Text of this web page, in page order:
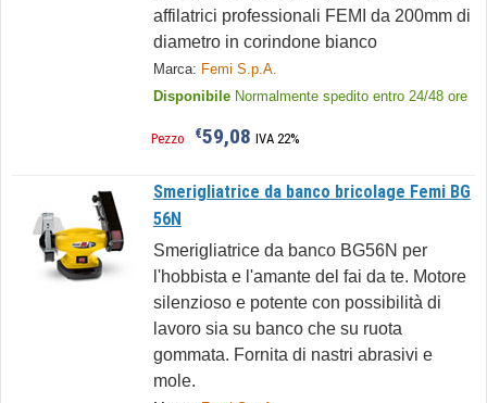
affilatrici professionali FEMI da 200mm di
diametro in corindone bianco
Marca: Femi S.p.A.
Disponibile Normalmente spedito entro 24/48 ore
Pezzo €59,08 IVA 22%
Smerigliatrice da banco bricolage Femi BG
56N
Smerigliatrice da banco BG56N per
l'hobbista e l'amante del fai da te. Motore
silenzioso e potente con possibilità di
lavoro sia su banco che su ruota
gommata. Fornita di nastri abrasivi e
mole.